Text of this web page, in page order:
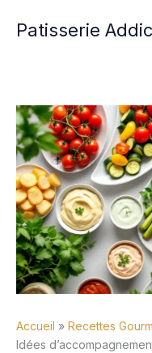
Patisserie
Accueil
Recettes
Idées